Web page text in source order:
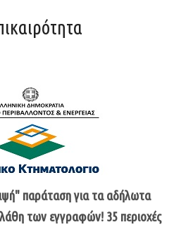
παράταση για τα αδήλωτα
λάθη των εγγραφών! 35 περιοχές